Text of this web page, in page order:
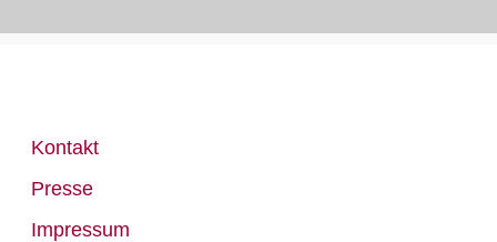
Kontakt
Presse
Impressum